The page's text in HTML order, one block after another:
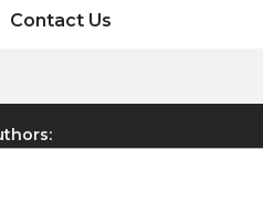
Contact Us